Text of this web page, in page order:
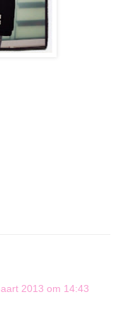
2013 om 14:43